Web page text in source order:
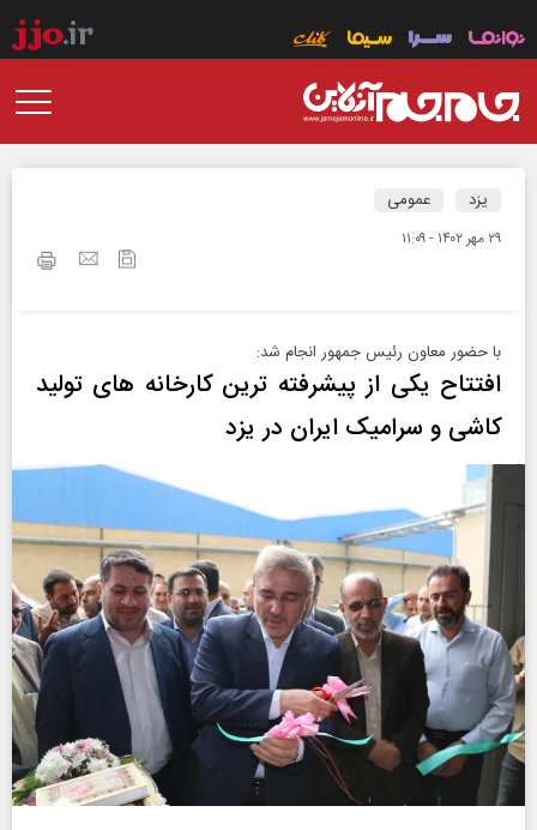
یزد عمومی
۲۹ مهر ۱۴۰۲ - ۱۱:۰۹
با حضور معاون رئیس جمهور انجام شد:
افتتاح یکی از پیشرفته ترین کارخانه های تولید
کاشی و سرامیک ایران در یزد